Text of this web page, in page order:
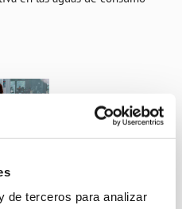
de terceros para analizar
libre in situ
del agua.